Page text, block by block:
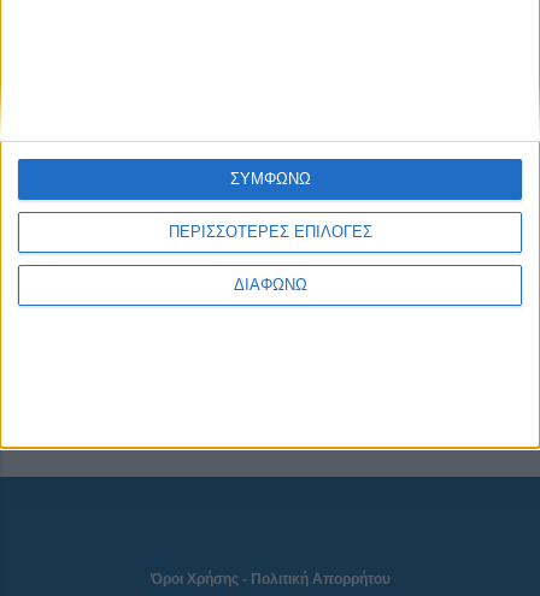
ΠΕΡΙΣΣΟΤΕΡΕΣ ΕΠΙΛΟΓΕΣ
ΔΙΑΦΩΝΩ
ΣΥΜΦΩΝΩ
CONNECT
Όροι Χρήσης- Πολιτική Απορρήτου